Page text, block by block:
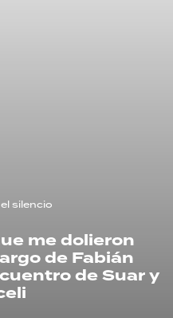
silencio
me dolieron
de Fabián
de Suar y